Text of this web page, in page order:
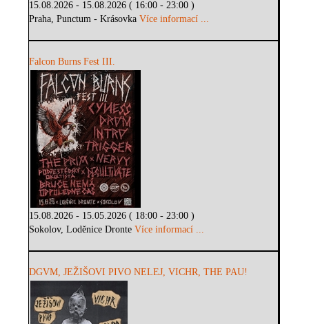
15.08.2026 - 15.08.2026 ( 16:00 - 23:00 )
Praha, Punctum - KrásovkaVíce informací ...
Falcon Burns Fest III.
15.08.2026 - 15.05.2026 ( 18:00 - 23:00 )
Sokolov, Loděnice DronteVíce informací ...
DGVM, JEŽIŠOVI PIVO NELEJ, VICHR, THE PAU!